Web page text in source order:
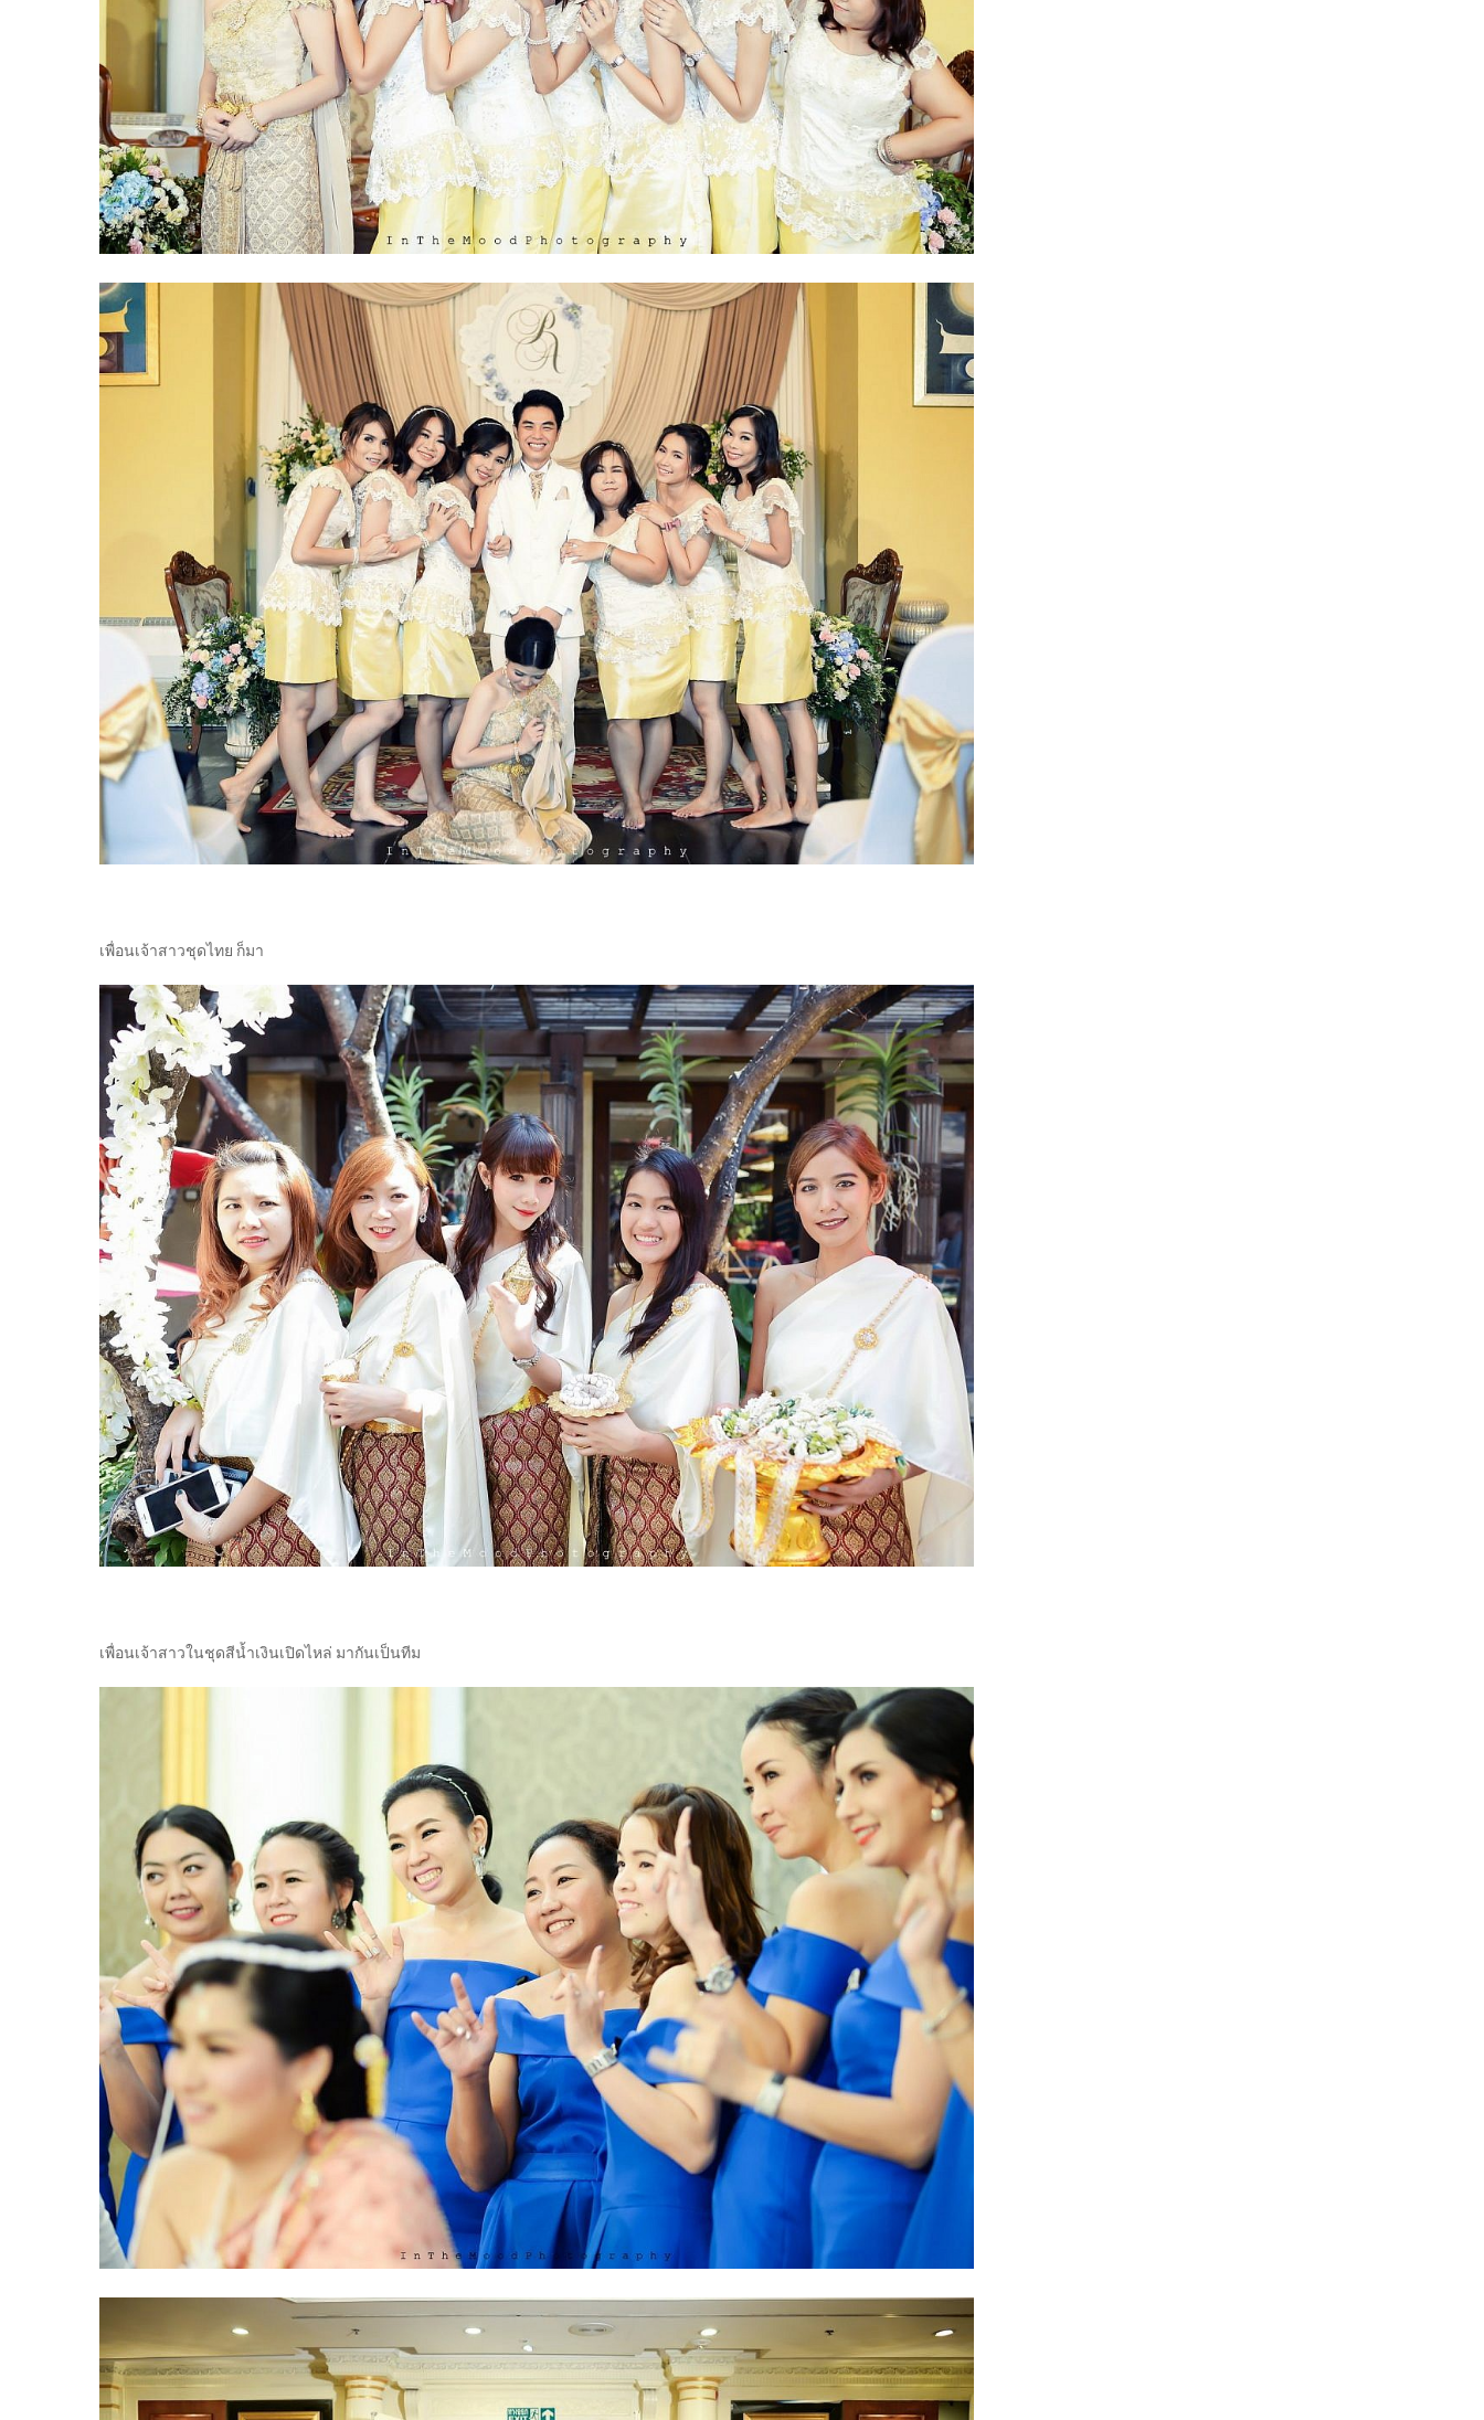
เพื่อนเจ้าสาวชุดไทย ก็มา
เพื่อนเจ้าสาวในชุดสีน้ำเงินเปิดไหล่ มากันเป็นทีม